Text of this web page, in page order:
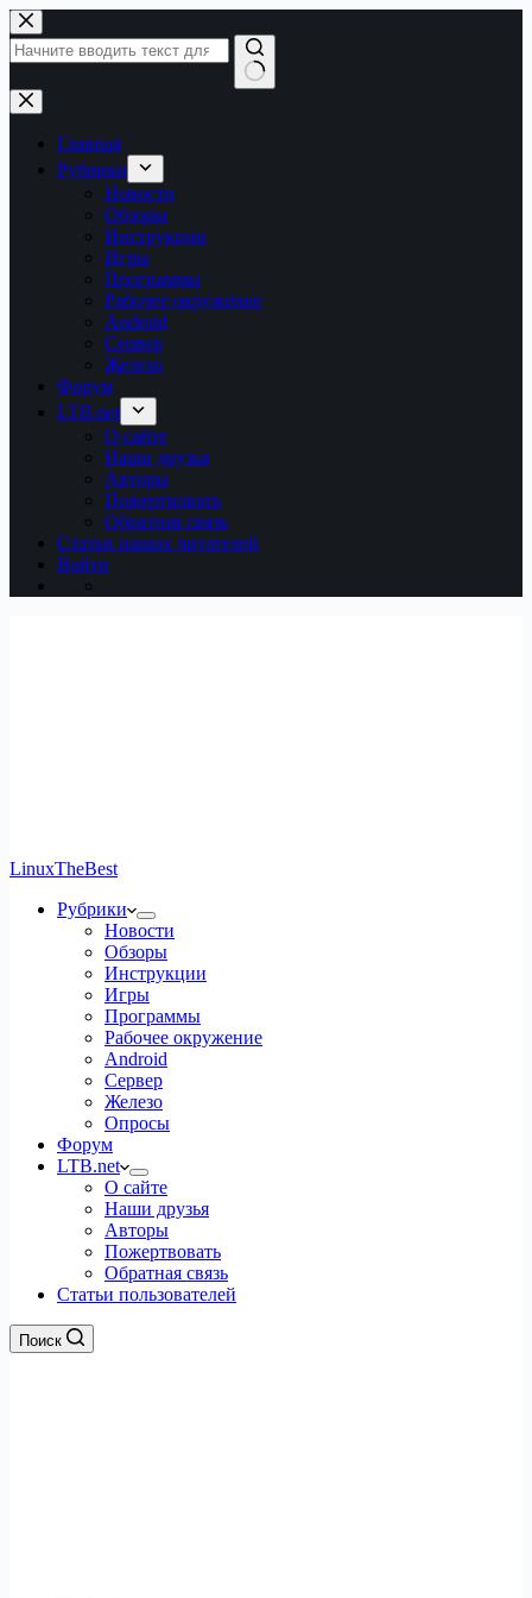
Перейти
к
сути
Ничего
не
найденоГлавная
Рубрики
Новости
Обзоры
Инструкции
Игры
Программы
Рабочее окружение
Android
Сервер
Железо
Форум
LTB.net
О сайте
Наши друзья
Авторы
Пожертвовать
Обратная связь
Статьи наших читателей
Войти
LinuxTheBest
Рубрики
Новости
Обзоры
Инструкции
Игры
Программы
Рабочее окружение
Android
Сервер
Железо
Опросы
Форум
LTB.net
О сайте
Наши друзья
Авторы
Пожертвовать
Обратная связь
Статьи пользователей
Поиск